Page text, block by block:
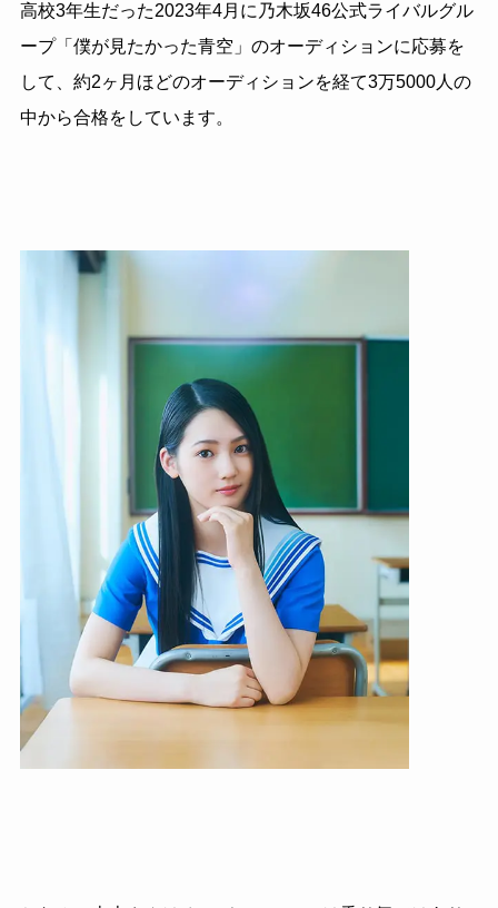
高校3年生だった2023年4月に乃木坂46公式ライバルグル
ープ「僕が見たかった青空」のオーディションに応募を
して、約2ヶ月ほどのオーディションを経て3万5000人の
中から合格をしています。